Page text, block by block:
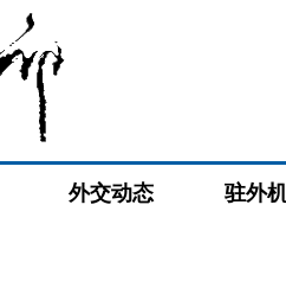
外交动态 驻外